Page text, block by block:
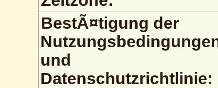
BestÃ¤tigung der
und
Datenschutzrichtlinie: